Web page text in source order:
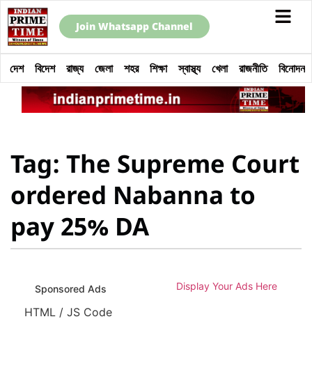
Join Whatsapp Channel
দেশ বিদেশ রাজ্য জেলা শহর শিক্ষা স্বাস্থ্য খেলা রাজনীতি বিনোদন
Tag: The Supreme Court
ordered Nabanna to
pay 25% DA
Sponsored Ads Display Your Ads Here
HTML / JS Code